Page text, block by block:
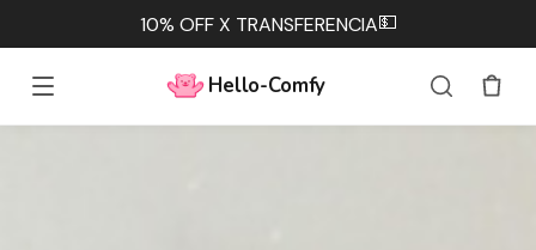
10% OFF X TRANSFERENCIA💵
Hello-Comfy